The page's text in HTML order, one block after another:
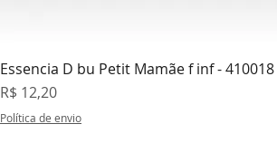
Visualização rápida
Essencia D bu Petit Mamãe f inf - 410018
Preço
R$ 12,20
Política de envio